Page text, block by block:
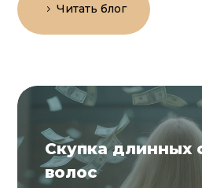
Читать блог
Скупка длинных
волос